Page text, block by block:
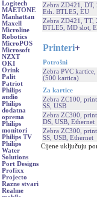
Logitech
MAETONE
Manhattan
Maxell
Microline
Robotics
MicroPOS
Microsoft
NZXT
OKI
Orink
Palit
Patriot
Philips
audio
Philips
dodatna
oprema
Philips
monitori
Philips TV
Philips
Water
Solutions
Port Designs
Profixx
Projecto
Razne stvari
Realme
Zebra ZD421, DT,
Eth. BTLE5, EU
Zebra ZD421, TT,
BTLE5, MD slot,
Printeri+
Potrošni
Zebra PVC kartice,
(500 kartica)
Za kartice
Zebra ZC100,
SS, USB
Zebra ZC300,
DS, USB, Ethernet
Zebra ZC300,
SS, USB, Ethernet
Cijene uključuju